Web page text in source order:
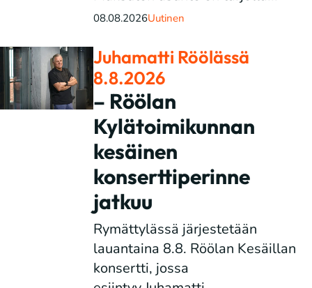
08.08.2026Uutinen
Juhamatti Röölässä
8.8.2026
– Röölan
Kylätoimikunnan
kesäinen
konserttiperinne
jatkuu
Rymättylässä järjestetään
lauantaina 8.8. Röölan Kesäillan
konsertti, jossa